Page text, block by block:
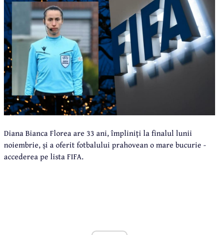
Diana Bianca Florea are 33 ani, împliniți la finalul lunii
noiembrie, și a oferit fotbalului prahovean o mare bucurie -
accederea pe lista FIFA.